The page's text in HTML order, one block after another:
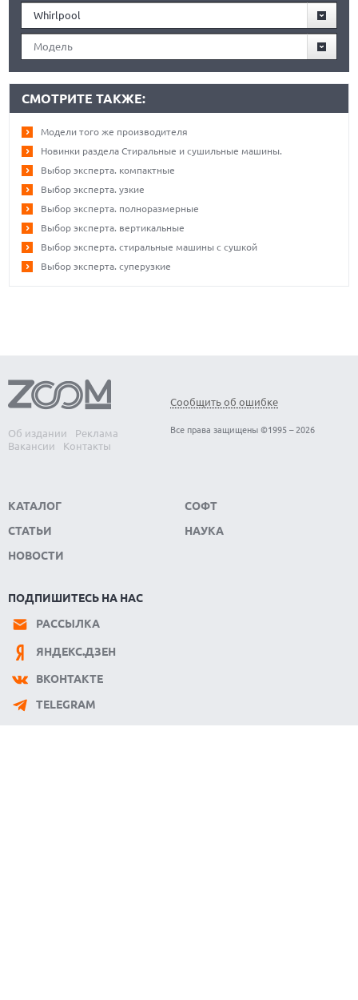
Whirlpool
Модель
СМОТРИТЕ ТАКЖЕ:
Модели того же производителя
Новинки раздела Стиральные и сушильные машины.
Выбор эксперта. компактные
Выбор эксперта. узкие
Выбор эксперта. полноразмерные
Выбор эксперта. вертикальные
Выбор эксперта. стиральные машины с сушкой
Выбор эксперта. суперузкие
Об издании
Реклама
Вакансии
Контакты
Сообщить об ошибке
Все права защищены ©1995 – 2026
КАТАЛОГ
СТАТЬИ
НОВОСТИ
СОФТ
НАУКА
ПОДПИШИТЕСЬ НА НАС
РАССЫЛКА
ЯНДЕКС.ДЗЕН
ВКОНТАКТЕ
TELEGRAM